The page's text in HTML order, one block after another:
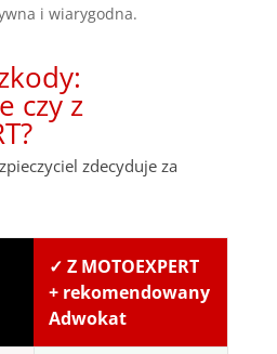
i wiarygodna.
czy z
zdecyduje za
✓ Z MOTOEXPERT
+ rekomendowany
Adwokat